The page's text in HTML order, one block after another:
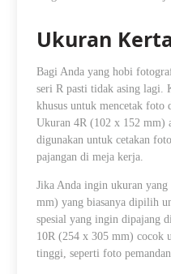
Ukuran
Bagi Anda yang hobi
seri R pasti tidak asing lagi.
khusus untuk mencetak foto
Ukuran 4R (102 x 152 mm)
digunakan untuk cetakan
pajangan di meja kerja.
Jika Anda ingin ukuran
mm) yang biasanya dipilih
spesial yang ingin dipajang
10R (254 x 305 mm) cocok
tinggi, seperti foto